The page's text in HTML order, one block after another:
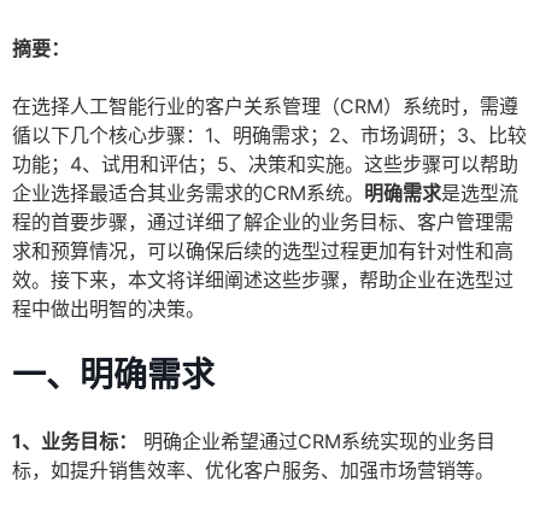
摘要：
在选择人工智能行业的客户关系管理（CRM）系统时，需遵
循以下几个核心步骤：1、明确需求；2、市场调研；3、比较
功能；4、试用和评估；5、决策和实施。这些步骤可以帮助
企业选择最适合其业务需求的CRM系统。 明确需求是选型流
程的首要步骤，通过详细了解企业的业务目标、客户管理需
求和预算情况，可以确保后续的选型过程更加有针对性和高
效。接下来，本文将详细阐述这些步骤，帮助企业在选型过
程中做出明智的决策。
一、明确需求
1、业务目标：
明确企业希望通过CRM系统实现的业务目
标，如提升销售效率、优化客户服务、加强市场营销等。